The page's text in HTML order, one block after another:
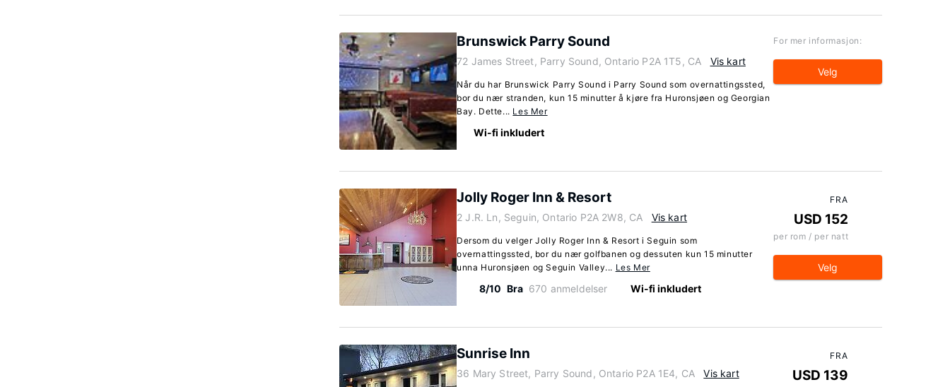
Brunswick Parry Sound
72 James Street, Parry Sound, Ontario P2A 1T5, CA Vis kart
Når du har Brunswick Parry Sound i Parry Sound som overnattingssted,
bor du nær stranden, kun 15 minutter å kjøre fra Huronsjøen og Georgian
Bay. Dette... Les Mer
Wi-fi inkludert
For mer informasjon:
Velg
Jolly Roger Inn & Resort
2 J.R. Ln, Seguin, Ontario P2A 2W8, CA Vis kart
Dersom du velger Jolly Roger Inn & Resort i Seguin som
overnattingssted, bor du nær golfbanen og dessuten kun 15 minutter
unna Huronsjøen og Seguin Valley... Les Mer
8/10 Bra 670 anmeldelser Wi-fi inkludert
FRA
USD 152
per rom / per natt
Velg
Sunrise Inn
36 Mary Street, Parry Sound, Ontario P2A 1E4, CA Vis kart
FRA
USD 139